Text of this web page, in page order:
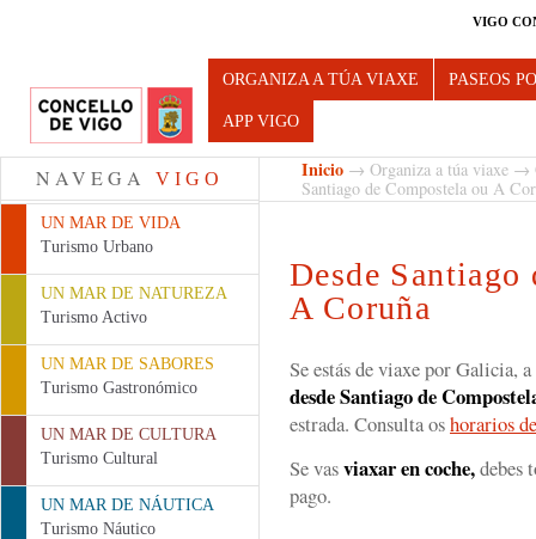
VIGO
Turismo de Vigo
ORGANIZA A TÚA VIAXE PASEOS
APP VIGO
NAVEGA VIGO
UN MAR DE VIDA
Turismo Urbano
UN MAR DE NATUREZA
Turismo Activo
UN MAR DE SABORES
Turismo Gastronómico
UN MAR DE CULTURA
Turismo Cultural
UN MAR DE NÁUTICA
Turismo Náutico
Inicio → Organiza a túa viaxe →
Santiago de Compostela ou A
Desde Santiago
A Coruña
Se estás de viaxe por Galicia,
desde Santiago de
estrada. Consulta oshorarios
Se vasviaxar en coche,debes
pago.